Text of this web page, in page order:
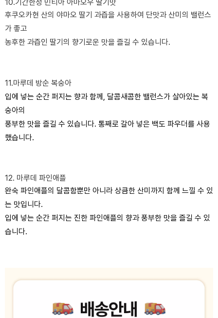
10. 기간한정 민티아 아마오우 딸기맛
후쿠오카현 산의 야마오 딸기 과즙을 사용하여 단맛과 산미의 밸런스
가 좋고
농후한 과즙인 딸기의 향기로운 맛을 즐길 수 있습니다.
11.마루데 방순 복숭아
입에 넣는 순간 퍼지는 향과 함께, 달콤새콤한 밸런스가 살아있는 복
숭아의
풍부한 맛을 즐길 수 있습니다. 통째로 갈아 넣은 백도 파우더를 사용
했습니다.
12. 마루데 파인애플
완숙 파인애플의 달콤함뿐만 아니라 상큼한 산미까지 함께 느낄 수 있
는 맛입니다.
입에 넣는 순간 퍼지는 진한 파인애플의 향과풍부한 맛을 즐길 수 있
습니다.